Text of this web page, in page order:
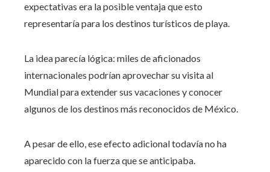
expectativas era la posible ventaja que esto
representaría para los destinos turísticos de playa.
La idea parecía lógica: miles de aficionados
internacionales podrían aprovechar su visita al
Mundial para extender sus vacaciones y conocer
algunos de los destinos más reconocidos de México.
A pesar de ello, ese efecto adicional todavía no ha
aparecido con la fuerza que se anticipaba.